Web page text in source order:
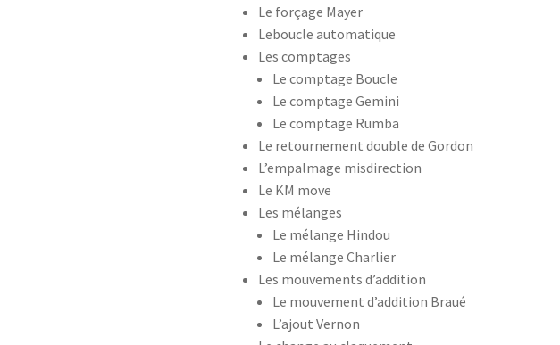
Le forçage Mayer
Leboucle automatique
Les comptages
Le comptage Boucle
Le comptage Gemini
Le comptage Rumba
Le retournement double de Gordon
L’empalmage misdirection
Le KM move
Les mélanges
Le mélange Hindou
Le mélange Charlier
Les mouvements d’addition
Le mouvement d’addition Braué
L’ajout Vernon